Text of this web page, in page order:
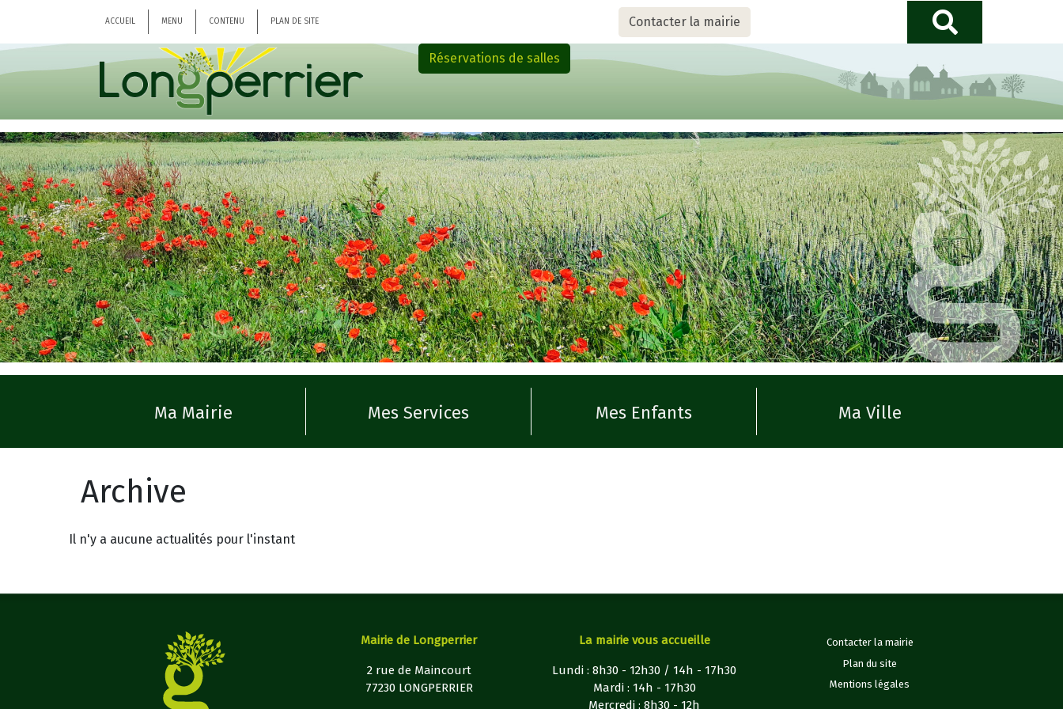
ACCUEIL MENU CONTENU PLAN DE SITE Contacter la mairie
Réservations de salles
Ma Mairie Mes Services Mes Enfants Ma Ville
Archive
Il n'y a aucune actualités pour l'instant
Mairie de Longperrier
2 rue de Maincourt
77230 LONGPERRIER
La mairie vous accueille
Lundi : 8h30 - 12h30 / 14h - 17h30
Mardi : 14h - 17h30
Mercredi : 8h30 - 12h
Contacter la mairie
Plan du site
Mentions légales